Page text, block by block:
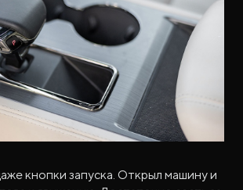
кнопки запуска. Открыл машину и